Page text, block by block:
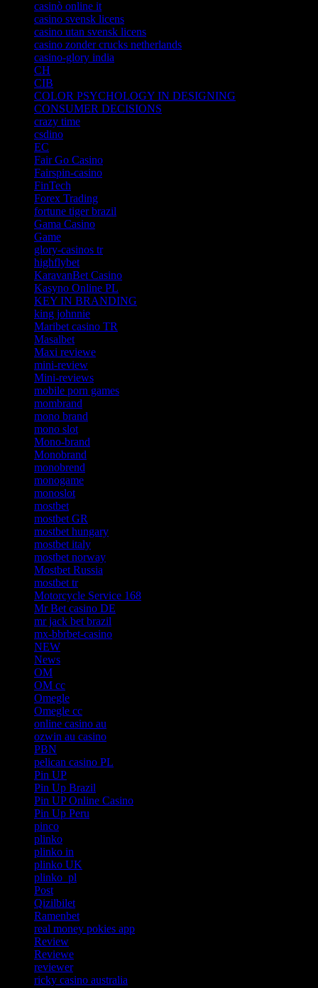
casinò online it
casino svensk licens
casino utan svensk licens
casino zonder crucks netherlands
casino-glory india
CH
CIB
COLOR PSYCHOLOGY IN DESIGNING
CONSUMER DECISIONS
crazy time
csdino
EC
Fair Go Casino
Fairspin-casino
FinTech
Forex Trading
fortune tiger brazil
Gama Casino
Game
glory-casinos tr
highflybet
KaravanBet Casino
Kasyno Online PL
KEY IN BRANDING
king johnnie
Maribet casino TR
Masalbet
Maxi reviewe
mini-review
Mini-reviews
mobile porn games
mombrand
mono brand
mono slot
Mono-brand
Monobrand
monobrend
monogame
monoslot
mostbet
mostbet GR
mostbet hungary
mostbet italy
mostbet norway
Mostbet Russia
mostbet tr
Motorcycle Service 168
Mr Bet casino DE
mr jack bet brazil
mx-bbrbet-casino
NEW
News
OM
OM cc
Omegle
Omegle cc
online casino au
ozwin au casino
PBN
pelican casino PL
Pin UP
Pin Up Brazil
Pin UP Online Casino
Pin Up Peru
pinco
plinko
plinko in
plinko UK
plinko_pl
Post
Qizilbilet
Ramenbet
real money pokies app
Review
Reviewe
reviewer
ricky casino australia